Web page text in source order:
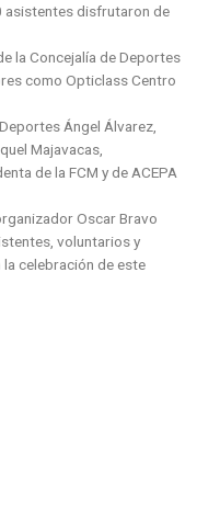
asistentes disfrutaron de
la Concejalía de Deportes
como Opticlass Centro
Ángel Álvarez,
Majavacas,
de la FCM y de ACEPA
Oscar Bravo
voluntarios y
la celebración de este